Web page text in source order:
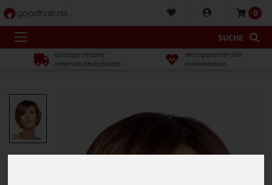
0
SUCHE
Günstiger Versand
innerhalb Deutschlands
Vertragspartner aller
Krankenkassen